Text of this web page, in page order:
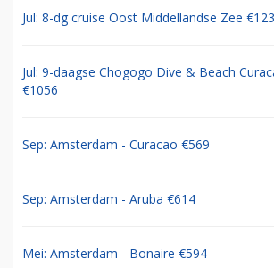
Jul: 8-dg cruise Oost Middellandse Zee
Jul: 9-daagse Chogogo Dive & Beach
€1056
Sep: Amsterdam - Curacao €569
Sep: Amsterdam - Aruba €614
Mei: Amsterdam - Bonaire €594